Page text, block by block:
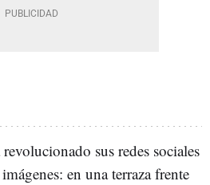
sus redes sociales
en una terraza frente